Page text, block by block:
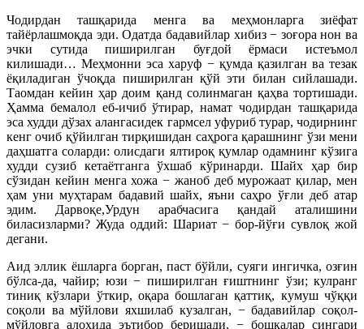
Чодирдан ташқарида менга ва меҳмонларга зиёфат
тайёрлашмоқда эди. Одатда бадавийлар хибиз − зоғора нон ва
эчки сутида пиширилган буғдой ёрмаси истеъмол
килишади… Меҳмонни эса харуф − қумда қазилган ва тезак
ёқиладиган ўчоқда пиширилган қўй эти билан сийлашади.
Таомдан кейин ҳар доим қанд солинмаган қаҳва тортишади.
Ҳамма бемалол еб-ичиб ўтирар, намат чодирдан ташқарида
эса худди дўзах алангасидек гармсел уфуриб турар, чодирнинг
кенг очиб қўйилган тирқишидан саҳрога қарашнинг ўзи мени
даҳшатга соларди: олисдаги ялтироқ қумлар одамнинг кўзига
худди сузиб кетаётганга ўхшаб кўринарди. Шайх ҳар бир
сўзидан кейин менга хожа − жаноб деб мурожаат қилар, мен
ҳам уни муҳтарам бадавий шайх, яъни саҳро ўғли деб атар
эдим. Дарвоқе,Урдун арабчасига қандай аталишини
биласизларми? Жуда оддий: Шариат − бор-йўғи сувлоқ жой
дегани.
Аид эллик ёшларга борган, паст бўйли, суяги ингичка, озғин
бўлса-да, чайир; юзи − пиширилган ғиштнинг ўзи; кулранг
тиниқ кўзлари ўткир, оқара бошлаган қаттиқ, кумуш чўққи
соқоли ва мўйлови яхшилаб кузалган, − бадавийлар соқол-
мўйловга алоҳида эътибор беришади, − бошқалар сингари